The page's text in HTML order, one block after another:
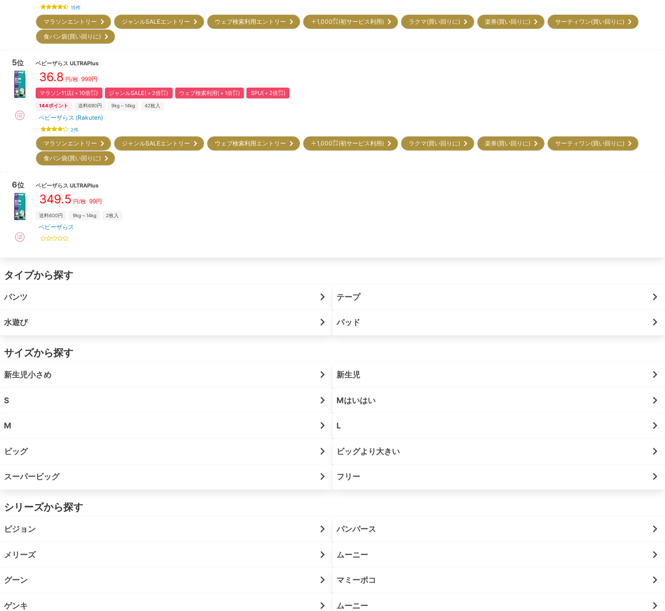
15件
マラソンエントリー ジャンルSALEエントリー ウェブ検索利用エントリー ＋1,000㌽(初サービス利用) ラクマ(買い回りに) 楽券(買い回りに)
サーティワン(買い回りに)
食パン袋(買い回りに)
5位 ベビーザらス ULTRAPlus
36.8 円/枚 999円
マラソン11店(＋10倍㌽) ジャンルSALE(＋2倍㌽) ウェブ検索利用(＋1倍㌽) SPU(＋2倍㌽)
144ポイント 送料690円 9kg～14kg 42枚入
ベビーザらス (Rakuten)
2件
マラソンエントリー ジャンルSALEエントリー ウェブ検索利用エントリー ＋1,000㌽(初サービス利用) ラクマ(買い回りに) 楽券(買い回りに)
サーティワン(買い回りに)
食パン袋(買い回りに)
6位 ベビーザらス ULTRAPlus
349.5 円/枚 99円
送料600円 9kg～14kg 2枚入
ベビーザらス
タイプから探す
パンツ テープ
水遊び パッド
サイズから探す
新生児小さめ 新生児
S Mはいはい
M L
ビッグ ビッグより大きい
スーパービッグ フリー
シリーズから探す
ピジョン パンパース
メリーズ ムーニー
グーン マミーポコ
ゲンキ ムーニー